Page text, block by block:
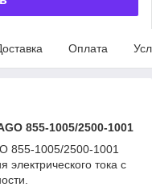
Оплата
855-1005/2500-1001
855-1005/2500-1001
электрического тока с